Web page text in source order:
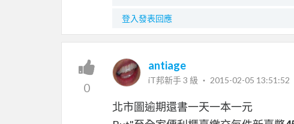
登入發表回應
0
antiage
iT邦新手 3 級 ‧ 2015-02-05 13:51:52
北市圖逾期還書一天一本一元